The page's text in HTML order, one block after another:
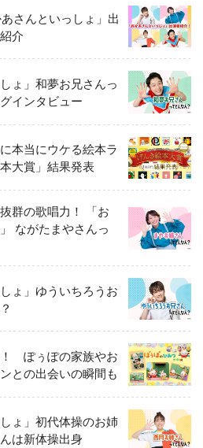
さんといっしょ」出
介
ょ」和夢お兄さんっ
インタビュー
本当にウケる絵本ラ
大賞」結果発表
群の歌唱力！ 「お
ながたまやさんっ
ょ」ゆういちろうお
ぽぅぽの家族やお
との出会いの瞬間も
ょ」初代体操のお姉
は新体操出身